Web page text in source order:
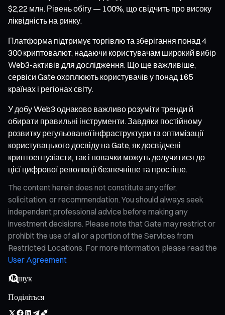
$2,22 млн. Рівень обігу — 100%, що свідчить про високу
ліквідність на ринку.
Платформа підтримує торгівлю та зберігання понад 4
300 криптовалют, надаючи користувачам широкий вибір
Web3-активів для дослідження. Що ще важливіше,
сервіси Gate охоплюють користувачів у понад 165
країнах і регіонах світу.
У добу Web3 однаково важливо розуміти тренди й
обирати правильні інструменти. Завдяки постійному
розвитку регульованої інфраструктури та оптимізації
користувацького досвіду на Gate, як досвідчені
криптоентузіасти, так і новачки можуть долучитися до
цієї цифрової революції безпечніше та простіше.
The content herein does not constitute any offer,
solicitation, or recommendation. You should always seek
independent professional advice before making any
investment decisions. Please note that Gate may restrict or
prohibit the use of all or a portion of the Services from
Restricted Locations. For more information, please read the
User Agreement
Поділіться